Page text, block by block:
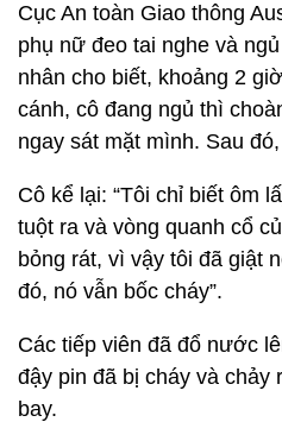
Cục An toàn Giao thông
phụ nữ đeo tai nghe và
nhân cho biết, khoảng 2
cánh, cô đang ngủ thì
ngay sát mặt mình. Sau
Cô kể lại: “Tôi chỉ biết ôm
tuột ra và vòng quanh cổ
bỏng rát, vì vậy tôi đã giật
đó, nó vẫn bốc cháy”.
Các tiếp viên đã đổ nước
đậy pin đã bị cháy và chảy
bay.